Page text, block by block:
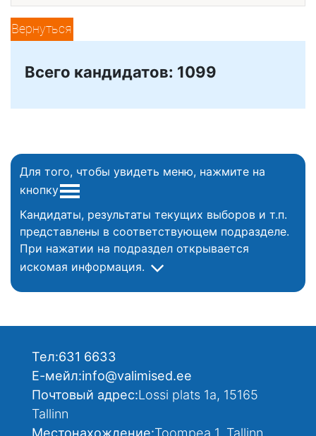
Вернуться
Всего кандидатов: 1099
Для того, чтобы увидеть меню, нажмите на
кнопку
Кандидаты, результаты текущих выборов и т.п.
представлены в соответствующем подразделе.
При нажатии на подраздел открывается
искомая информация.
Тел:631 6633
Е-мейл:info@valimised.ee
Почтовый адрес:Lossi plats 1a, 15165
Tallinn
Местонахождение:Toompea 1, Tallinn